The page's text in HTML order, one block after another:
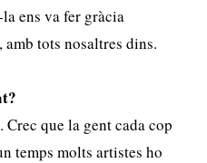
ens va fer gràcia
, amb tots nosaltres dins.
que la gent cada cop
temps molts artistes ho